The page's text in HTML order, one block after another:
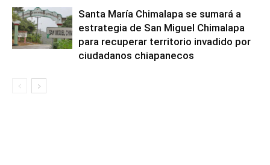
Santa María Chimalapa se sumará a
estrategia de San Miguel Chimalapa
para recuperar territorio invadido por
ciudadanos chiapanecos